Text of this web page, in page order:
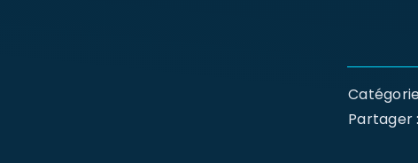
Partager :